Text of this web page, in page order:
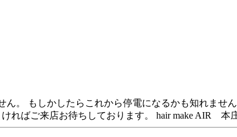
。 もしかしたらこれから停電になるかも知れませ
ればご来店お待ちしております。 hair make AIR 本